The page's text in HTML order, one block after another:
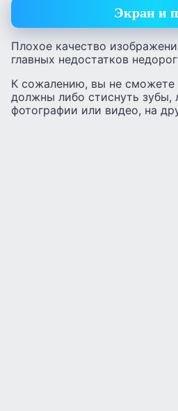
Экран и
Плохое качество
главных недостатков
К сожалению, вы не сможете
должны либо стиснуть зубы,
фотографии или видео, на